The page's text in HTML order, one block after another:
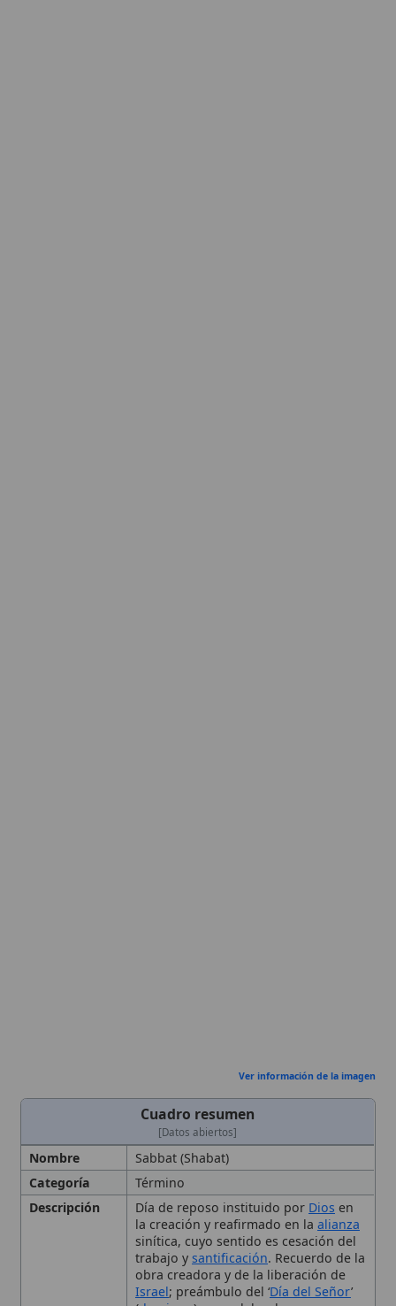
santificación. Recuerdo de la
obra creadora y de la liberación de
Israel; preámbulo del ‘Día del Señor
domingo) que celebra la
Resurrección y la nueva creación en
Cristo
Referencias
Relato de la creación (
Dios reposó el séptimo día y el
Decálogo (Éxodo20:8-11) que ordena
recordar el día de reposo.
Invita a descansar en el Señor, dedicar
el día a la oración, lacaridady la
participación litúrgica, absteniéndose
del trabajo servil y realizandoobras
🙏 Bienvenido a Wikitólica